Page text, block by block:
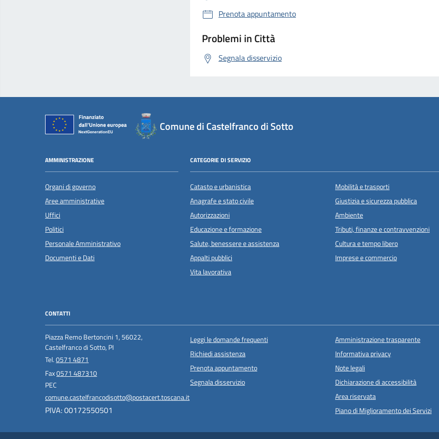
Prenota appuntamento
Problemi in Città
Segnala disservizio
Comune di Castelfranco di Sotto
AMMINISTRAZIONE
Organi di governo
Aree amministrative
Uffici
Politici
Personale Amministrativo
Documenti e Dati
CATEGORIE DI SERVIZIO
Catasto e urbanistica
Anagrafe e stato civile
Autorizzazioni
Educazione e formazione
Salute, benessere e assistenza
Appalti pubblici
Vita lavorativa
Mobilità e trasporti
Giustizia e sicurezza pubblica
Ambiente
Tributi, finanze e contravvenzioni
Cultura e tempo libero
Imprese e commercio
CONTATTI
Piazza Remo Bertoncini 1, 56022,
Castelfranco di Sotto, PI
Tel.0571 4871
Fax0571 487310
PEC
comune.castelfrancodisotto@postacert.toscana.it
PIVA: 00172550501
Leggi le domande frequenti
Richiedi assistenza
Prenota appuntamento
Segnala disservizio
Amministrazione trasparente
Informativa privacy
Note legali
Dichiarazione di accessibilità
Area riservata
Piano di Miglioramento dei Servizi